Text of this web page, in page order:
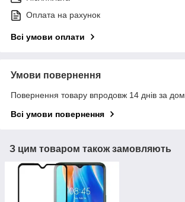
Оплата на рахунок
Всі умови оплати
Умови повернення
Повернення товару впродовж 14 днів за
Всі умови повернення
З цим товаром також замовляють